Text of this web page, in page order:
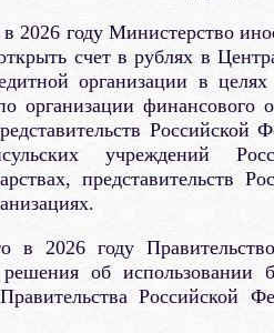
2026 году Министерство
счет в рублях в
организации в
организации финансового
Российской
учреждений
представительств
в 2026 году
об использовании
Российской